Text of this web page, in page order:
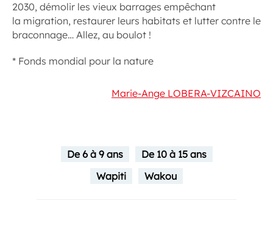
2030, démolir les vieux barrages empêchant
la migration, restaurer leurs habitats et lutter contre le
braconnage… Allez, au boulot !
* Fonds mondial pour la nature
Marie-Ange LOBERA-VIZCAINO
De 6 à 9 ans
De 10 à 15 ans
Wapiti
Wakou